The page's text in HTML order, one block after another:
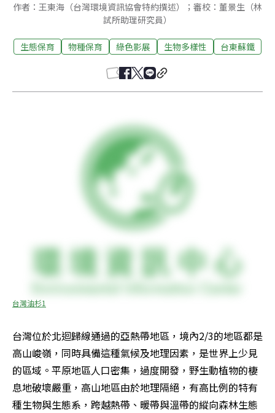
作者：王東海（台灣環境資訊協會特約撰述）；審校：董景生（林
試所助理研究員）
生態保育 物種保育 綠色影展 生物多樣性 台東蘇鐵
台灣油杉1
台灣位於北迴歸線通過的亞熱帶地區，境內2/3的地區都是
高山峻嶺，同時具備這種氣候及地理因素，是世界上少見
的區域。平原地區人口密集，過度開發，野生動植物的棲
息地破壞嚴重，高山地區由於地理隔絕，有高比例的特有
種生物與生態系，跨越熱帶、暖帶與溫帶的縱向森林生態